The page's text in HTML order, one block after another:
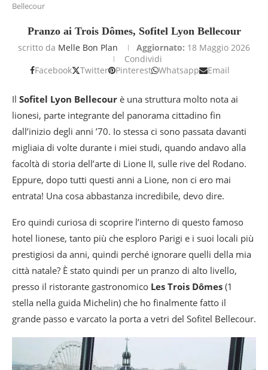
Bellecour
Pranzo ai Trois Dômes, Sofitel Lyon Bellecour
scritto da Melle Bon Plan Aggiornato: 18 Maggio 2026
Condividi
Facebook
Twitter Pinterest Whatsapp Email
Il Sofitel Lyon Bellecour è una struttura molto nota ai
lionesi, parte integrante del panorama cittadino fin
dall’inizio degli anni ’70. Io stessa ci sono passata davanti
migliaia di volte durante i miei studi, quando andavo alla
facoltà di storia dell’arte di Lione II, sulle rive del Rodano.
Eppure, dopo tutti questi anni a Lione, non ci ero mai
entrata! Una cosa abbastanza incredibile, devo dire.
Ero quindi curiosa di scoprire l’interno di questo famoso
hotel lionese, tanto più che esploro Parigi e i suoi locali più
prestigiosi da anni, quindi perché ignorare quelli della mia
città natale? È stato quindi per un pranzo di alto livello,
presso il ristorante gastronomico Les Trois Dômes (1
stella nella guida Michelin) che ho finalmente fatto il
grande passo e varcato la porta a vetri del Sofitel Bellecour.